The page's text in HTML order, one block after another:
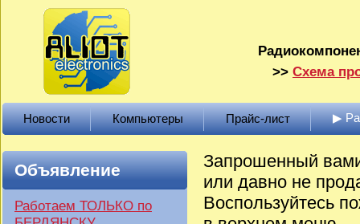
>> Схема
Новости Компьютеры Прайс-лист ▶
Объявление
Работаем ТОЛЬКО по
Запрошенный
или давно не
Воспользуйтесь